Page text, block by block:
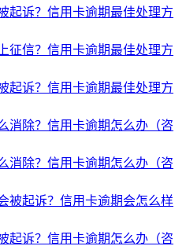
起诉？信用卡逾期最佳处理方
征信？信用卡逾期最佳处理方
起诉？信用卡逾期最佳处理方
消除？信用卡逾期怎么办（咨
消除？信用卡逾期怎么办（咨
被起诉？信用卡逾期会怎么样
起诉？信用卡逾期怎么办（咨